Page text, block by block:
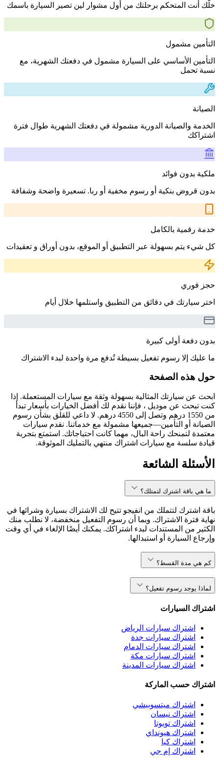
خلّك أنت المتحكم برحلتك من أول مشوار لين تصير السيارة باسمك
التأمين مشمول
التأمين الأساسي على السيارة مشمول في دفعتك الشهرية، مع
نسبة تحمل
الصيانة
الخدمة والصيانة الدورية مشمولة في دفعتك الشهرية طوال فترة
اشتراكك
ملكية بدون فوائد
بدون قروض بنكية أو رسوم مخفية أو ربا. تسعيرة واضحة وشفافة
خدمة رقمية بالكامل
كل شيء يتم بسهولة عبر التطبيق أو الموقع، بدون أوراق و تعقيدات
حجز فوري
اختر سيارتك في دقائق من التطبيق واستلمها خلال أيام
بدون دفعة أولى كبيرة
ما عليك إلا رسوم تفعيل بسيطة تُدفع مرة واحدة لبدء الاشتراك
حول هذه الصفحة
ابحث عن سيارتك المثالية بسهولة وثقة مع سيارات المستعملة. إذا
كنت تبحث عن موديل ، فإننا نقدم لك أفضل الخيارات بأسعار تبدأ
من 1550 درهم وتصل إلى 4550 درهم. لا داعي للقلق بشأن رسوم
الصيانة أو التأمين—جميعها مشمولة مع خدماتنا. نقدم سيارات
معتمدة لتمنحك راحة البال، مهما كانت احتياجاتك. استمتع بتجربة
قيادة سلسة مع سيارات اشتراك منتهي بالتمليك الموثوقة.
الأسئلة الشائعة
ما هي باقة اشترك لتمتلك؟
باقة اشترك لتتملك من انفيجو تتيح لك الاشتراك بسيارة وشرائها في
نهاية فترة الاشتراك. وبما أن رسوم التفعيل منخفضة، لا نطلب منك
الكثير من المستندات لبدء اشتراكك. يمكنك أيضًا الإلغاء في أي وقت
وإرجاع السيارة أو استبدالها.
كم هي مدة القسط؟
لماذا يوجد رسوم تفعيل؟
اشتراك السيارات
اشتراك سيارات الرياض
اشتراك سيارات جدة
اشتراك سيارات الدمام
اشتراك سيارات مكة
اشتراك سيارات المدينة
اشتراك حسب الماركة
اشتراك ميتسوبيشي
اشتراك نيسان
اشتراك تويوتا
اشتراك هيونداي
اشتراك كيا
اشتراك إم جي